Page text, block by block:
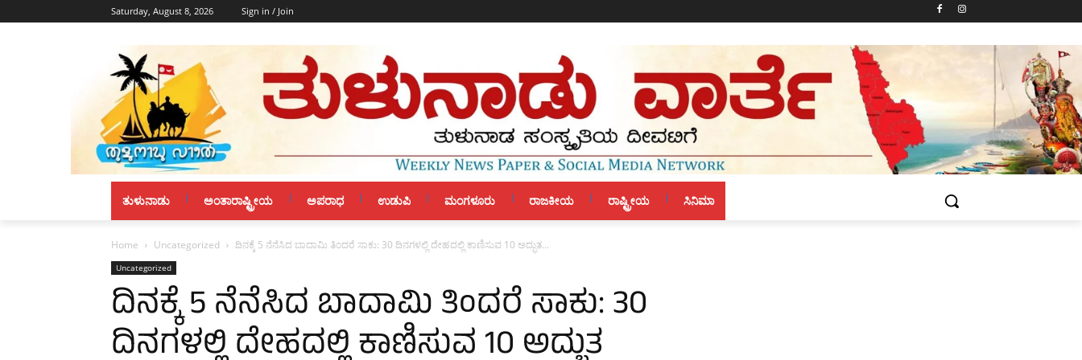
Saturday, August 8, 2026 Sign in / Join
ತುಳುನಾಡು ಅಂತಾರಾಷ್ಟ್ರೀಯ ಅಪರಾಧ ಉಡುಪಿ ಮಂಗಳೂರು ರಾಜಕೀಯ ರಾಷ್ಟ್ರೀಯ ಸಿನಿಮಾ
Home Uncategorized ದಿನಕ್ಕೆ 5 ನೆನೆಸಿದ ಬಾದಾಮಿ ತಿಂದರೆ ಸಾಕು: 30 ದಿನಗಳಲ್ಲಿ ದೇಹದಲ್ಲಿ ಕಾಣಿಸುವ 10 ಅದ್ಭುತ...
Uncategorized
ದಿನಕ್ಕೆ 5 ನೆನೆಸಿದ ಬಾದಾಮಿ ತಿಂದರೆ ಸಾಕು: 30
ದಿನಗಳಲ್ಲಿ ದೇಹದಲ್ಲಿ ಕಾಣಿಸುವ 10 ಅದ್ಭುತ